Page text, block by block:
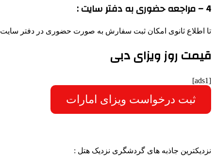
4 – مراجعه حضوری به دفتر سایت :
تا اطلاع ثانوی امکان ثبت سفارش به صورت حضوری در دفتر سایت
قیمت روز ویزای دبی
[ads1]
ثبت درخواست ویزای امارات
نزدیکترین جاذبه های گردشگری نزدیک هتل :